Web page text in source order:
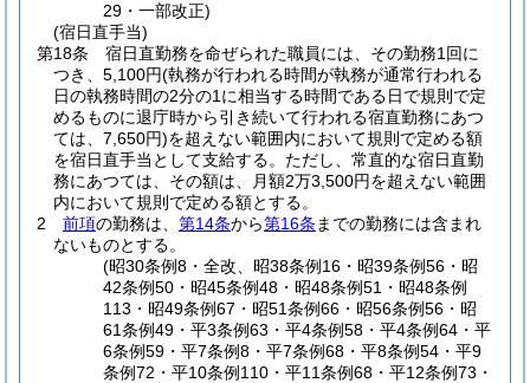
29・一部改正)
(宿日直手当)
第18条
宿日直勤務を命ぜられた職員には、その勤務1回に
つき、5,100円(執務が行われる時間が執務が通常行われる
日の執務時間の2分の1に相当する時間である日で規則で定
めるものに退庁時から引き続いて行われる宿直勤務にあつ
ては、7,650円)を超えない範囲内において規則で定める額
を宿日直手当として支給する。 ただし、常直的な宿日直勤
務にあつては、その額は、月額2万3,500円を超えない範囲
内において規則で定める額とする。
2
前項の勤務は、 第14条から第16条 までの勤務には含まれ
ないものとする。
(昭30条例8・全改、昭38条例16・昭39条例56・昭
42条例50・昭45条例48・昭48条例51・昭48条例
113・昭49条例67・昭51条例66・昭56条例56・昭
61条例49・平3条例63・平4条例58・平4条例64・平
6条例59・平7条例8・平7条例68・平8条例54・平9
条例72・平10条例110・平11条例68・平12条例73・